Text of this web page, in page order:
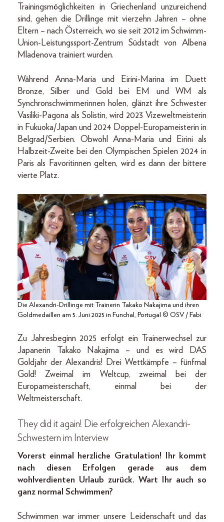
Trainingsmöglichkeiten in Griechenland unzureichend
sind, gehen die Drillinge mit vierzehn Jahren – ohne
Eltern – nach Österreich, wo sie seit 2012 im Schwimm-
Union-Leistungssport-Zentrum Südstadt von Albena
Mladenova trainiert wurden.
Während Anna-Maria und Eirini-Marina im Duett
Bronze, Silber und Gold bei EM und WM als
Synchronschwimmerinnen holen, glänzt ihre Schwester
Vasiliki-Pagona als Solistin, wird 2023 Vizeweltmeisterin
in Fukuoka/Japan und 2024 Doppel-Europameisterin in
Belgrad/Serbien. Obwohl Anna-Maria und Eirini als
Halbzeit-Zweite bei den Olympischen Spielen 2024 in
Paris als Favoritinnen gelten, wird es dann der bittere
vierte Platz.
Die Alexandri-Drillinge mit Trainerin Takako Nakajima und ihren
Goldmedaillen am 5. Juni 2025 in Funchal, Portugal © OSV / Fabi
Zu Jahresbeginn 2025 erfolgt ein Trainerwechsel zur
Japanerin Takako Nakajima – und es wird DAS
Goldjahr der Alexandris! Drei Wettkämpfe – fünfmal
Gold! Zweimal im Weltcup, zweimal bei der
Europameisterschaft, einmal bei der
Weltmeisterschaft.
They did it again! Die erfolgreichen Alexandri-
Schwestern im Interview
Vorerst einmal herzliche Gratulation! Ihr kommt
nach diesen Erfolgen gerade aus dem
wohlverdienten Urlaub zurück. Wart Ihr auch so
ganz normal Schwimmen?
Schwimmen war immer unsere Leidenschaft und das